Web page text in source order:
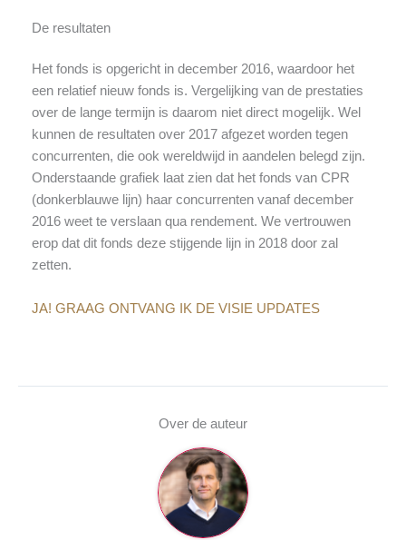
De resultaten
Het fonds is opgericht in december 2016, waardoor het
een relatief nieuw fonds is. Vergelijking van de prestaties
over de lange termijn is daarom niet direct mogelijk. Wel
kunnen de resultaten over 2017 afgezet worden tegen
concurrenten, die ook wereldwijd in aandelen belegd zijn.
Onderstaande grafiek laat zien dat het fonds van CPR
(donkerblauwe lijn) haar concurrenten vanaf december
2016 weet te verslaan qua rendement. We vertrouwen
erop dat dit fonds deze stijgende lijn in 2018 door zal
zetten.
JA! GRAAG ONTVANG IK DE VISIE UPDATES
Over de auteur